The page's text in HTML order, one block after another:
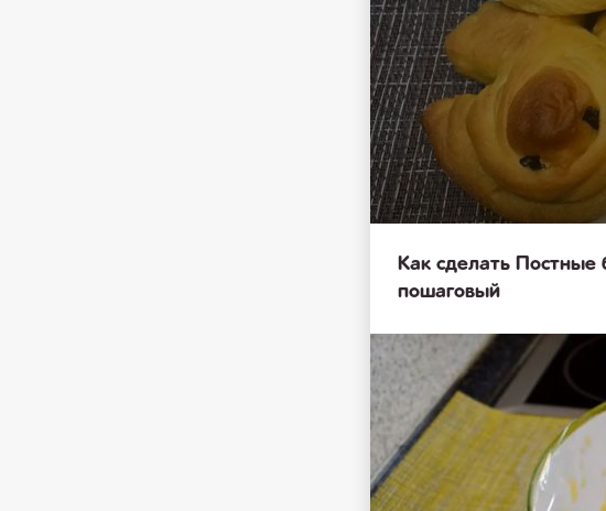
Как сделать Постные
пошаговый